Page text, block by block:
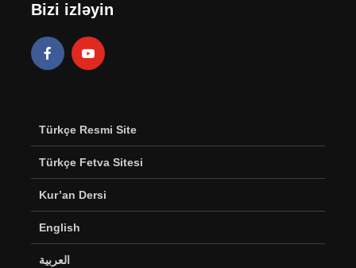
Bizi izləyin
Türkçe Resmi Site
Türkçe Fetva Sitesi
Kur’an Dersi
English
العربية